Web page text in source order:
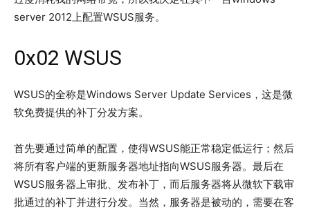
server 2012上配置WSUS服务。
0x02 WSUS
WSUS的全称是Windows Server Update Services，这是微
软免费提供的补丁分发方案。
首先要通过简单的配置，使得WSUS能正常稳定低运行；然后
将所有客户端的更新服务器地址指向WSUS服务器。最后在
WSUS服务器上审批、发布补丁，而后服务器将从微软下载审
批通过的补丁并进行分发。当然，服务器是被动的，需要在客